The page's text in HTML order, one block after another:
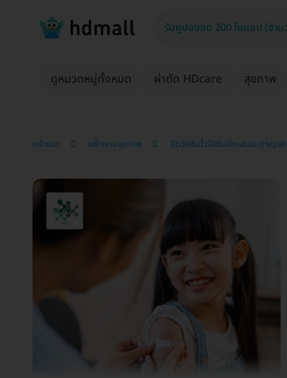
ดูหมวดหมู่ทั้งหมด ผ่าตัด HDcare สุขภาพ
หน้าแรก แพ็กเกจสุขภาพ ฉีดวัคซีนไวรัสตับอักเสบเอ